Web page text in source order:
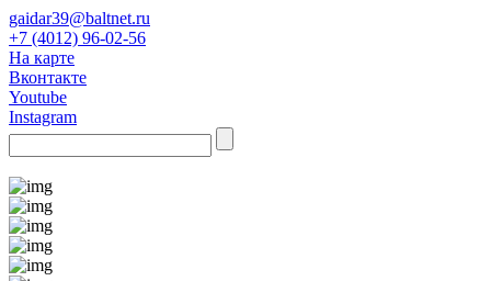
gaidar39@baltnet.ru
+7 (4012) 96-02-56
На карте
Вконтакте
Youtube
Instagram